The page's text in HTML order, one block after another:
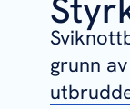
grunn